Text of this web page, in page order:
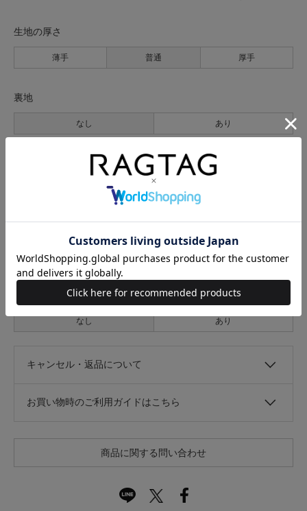
生地の厚さ
薄手 普通 厚手
裏地
なし あり
なし あり
なし あり
キャンセル・返品について
お買い物時のご利用ガイドはこちら
商品に関する問い合わせ